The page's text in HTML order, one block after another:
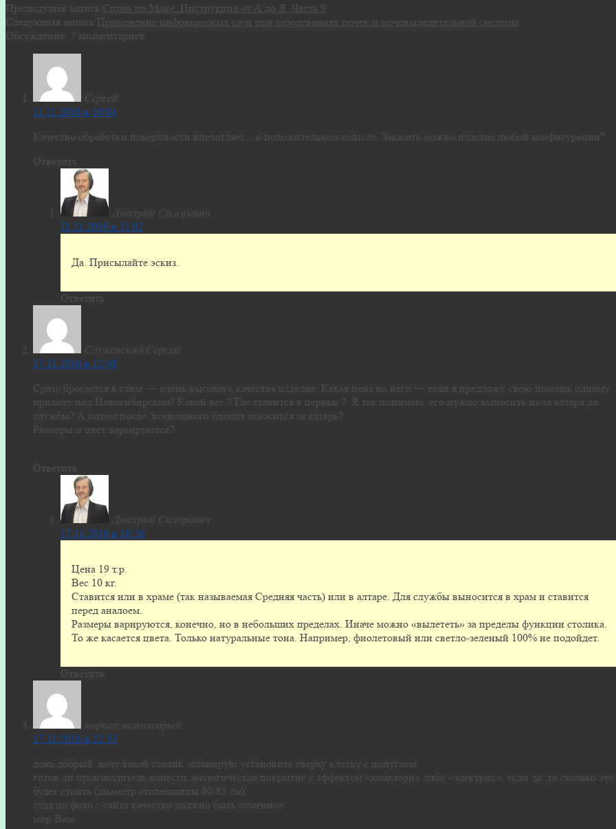
Предыдущая запись Сплав по Мане. Инструкция от А до Я. Часть 9
Следующая запись Применение инфракрасных саун при заболеваниях почек и мочевыделительной системы
Обсуждение: 7 комментариев
Сергей
11.11.2016 в 10:04
Качество обработки поверхности впечатляет…в положительном смысле. Заказать можно изделие любой конфигурации?
Ответить
Дмитрий Сидоревич
11.11.2016 в 11:02
Да. Присылайте эскиз.
Ответить
Служевский Сергей
17.11.2016 в 12:48
Сразу бросается в глаза — очень высокого качества изделие. Какая цена на него — если я предложу свою помощь одному
приходу под Новосибирском? Какой вес ? Где ставится в цервки ? Я так понимаю, его нужно выносить из-за алтаря до
службы? А потом после всенощного бдения заносится за алтарь?
Размеры и цвет варьируются?
Ответить
Дмитрий Сидоревич
17.11.2016 в 16:26
Цена 19 т.р.
Вес 10 кг.
Ставится или в храме (так называемая Средняя часть) или в алтаре. Для службы выносится в храм и ставится
перед аналоем.
Размеры варируются, конечно, но в небольших пределах. Иначе можно «вылететь» за пределы функции столика.
То же касается цвета. Только натуральные тона. Например, фиолетовый или светло-зеленый 100% не подойдет.
Ответить
маркел засипаторыч
17.11.2016 в 22:33
день добрый .хочу такой столик .планирую установить сверху клетку с попугаем.
готов ли производитель нанести экологическое покрытие с эффектом «хамелеон» либо «электрик», если да ,то сколько это
будет стоить (диаметр столешницы 80-85 см).
судя по фото с сайта качество должно быть отменное.
мир Вам.